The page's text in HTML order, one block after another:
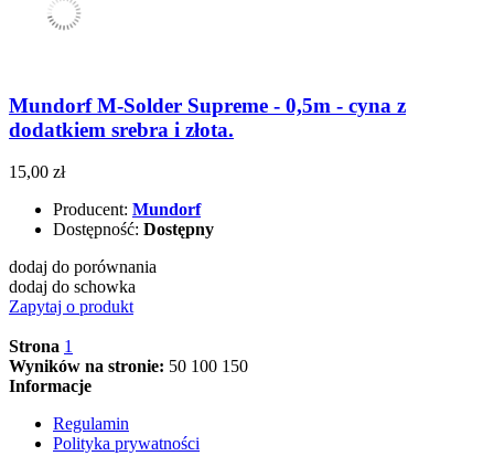
Mundorf M-Solder Supreme - 0,5m - cyna z
dodatkiem srebra i złota.
15,00 zł
Producent: Mundorf
Dostępność: Dostępny
dodaj do porównania
dodaj do schowka
Zapytaj o produkt
Strona 1
Wyników na stronie: 50 100 150
Informacje
Regulamin
Polityka prywatności